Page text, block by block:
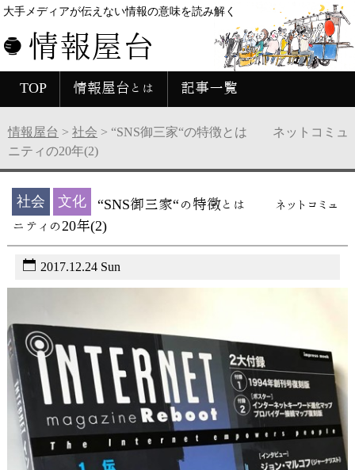
大手メディアが伝えない情報の意味を読み解く
情報屋台
TOP 情報屋台とは 記事一覧
情報屋台 > 社会 > “SNS御三家“の特徴とは ネットコミュ
ニティの20年(2)
社会 文化
“SNS御三家“の特徴とは ネットコミュ
ニティの20年(2)
2017.12.24 Sun